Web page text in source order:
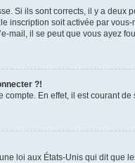
Si ils sont corrects, il y a
inscription soit activée par
mail, il se peut que vous ayez
?!
compte. En effet, il est
loi aux États-Unis qui dit que